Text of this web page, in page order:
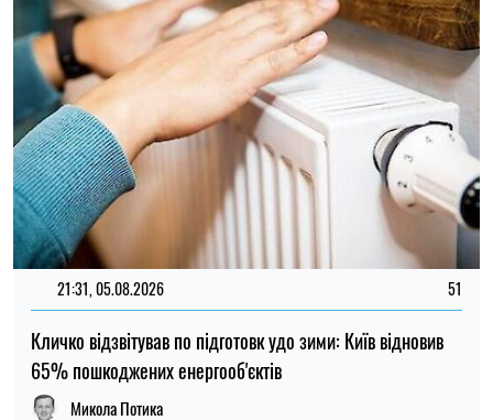
Микола Потика
ОСТАННІ НОВИНИ
23:00
07.08.26
Чому комарі кусають одних людей, а
інших ігнорують
07.08.26
Попит на великі квартири в Україні
зміщується до центральних регіонів: де
найбільше купують житло понад 100 м²
22:00
07.08.26
Через 150 років вчені підтвердили
припущення Дарвіна щодо рослин-
хижаків